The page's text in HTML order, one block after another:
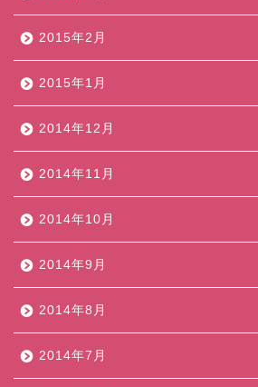
2015年2月
2015年1月
2014年12月
2014年11月
2014年10月
2014年9月
2014年8月
2014年7月